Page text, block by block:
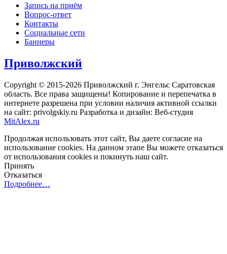
Запись на приём
Вопрос-ответ
Контакты
Социальные сети
Баннеры
Приволжский
Copyright © 2015-2026 Приволжский г. Энгельс Саратовская
область. Все права защищены! Копирование и перепечатка в
интернете разрешена при условии наличия активной ссылки
на сайт: privolgskiy.ru Разработка и дизайн: Веб-студия
MitAlex.ru
Продолжая использовать этот сайт, Вы даете согласие на
использование cookies. На данном этапе Вы можете отказаться
от использования cookies и покинуть наш сайт.
Принять
Отказаться
Подробнее…